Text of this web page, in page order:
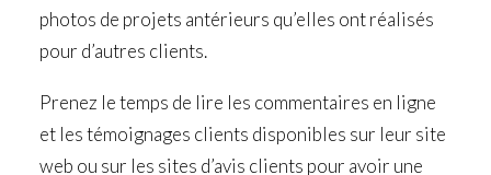
photos de projets antérieurs qu’elles ont réalisés
pour d’autres clients.
Prenez le temps de lire les commentaires en ligne
et les témoignages clients disponibles sur leur site
web ou sur les sites d’avis clients pour avoir une